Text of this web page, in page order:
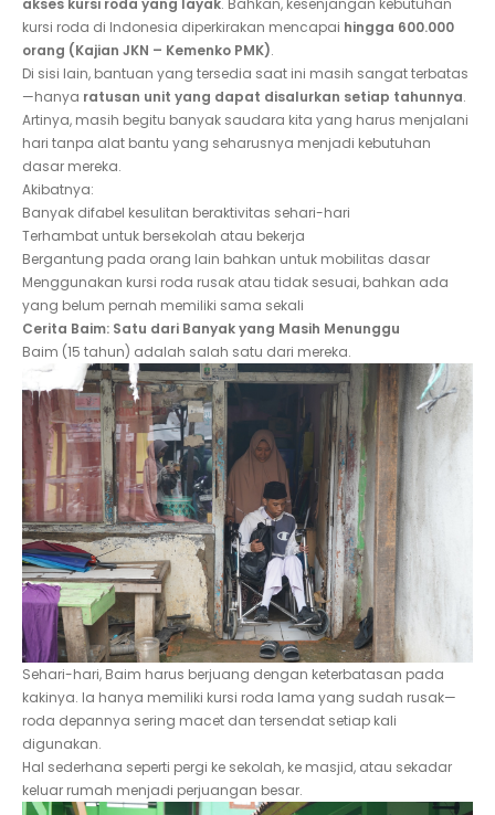
kursi roda di Indonesia diperkirakan mencapai hingga 600.000
orang (Kajian JKN – Kemenko PMK).
Di sisi lain, bantuan yang tersedia saat ini masih sangat terbatas
—hanya ratusan unit yang dapat disalurkan setiap tahunnya.
Artinya, masih begitu banyak saudara kita yang harus menjalani
hari tanpa alat bantu yang seharusnya menjadi kebutuhan
dasar mereka.
Akibatnya:
Banyak difabel kesulitan beraktivitas sehari-hari
Terhambat untuk bersekolah atau bekerja
Bergantung pada orang lain bahkan untuk mobilitas dasar
Menggunakan kursi roda rusak atau tidak sesuai, bahkan ada
yang belum pernah memiliki sama sekali
Cerita Baim: Satu dari Banyak yang Masih Menunggu
Baim (15 tahun) adalah salah satu dari mereka.
Sehari-hari, Baim harus berjuang dengan keterbatasan pada
kakinya. Ia hanya memiliki kursi roda lama yang sudah rusak—
roda depannya sering macet dan tersendat setiap kali
digunakan.
Hal sederhana seperti pergi ke sekolah, ke masjid, atau sekadar
keluar rumah menjadi perjuangan besar.